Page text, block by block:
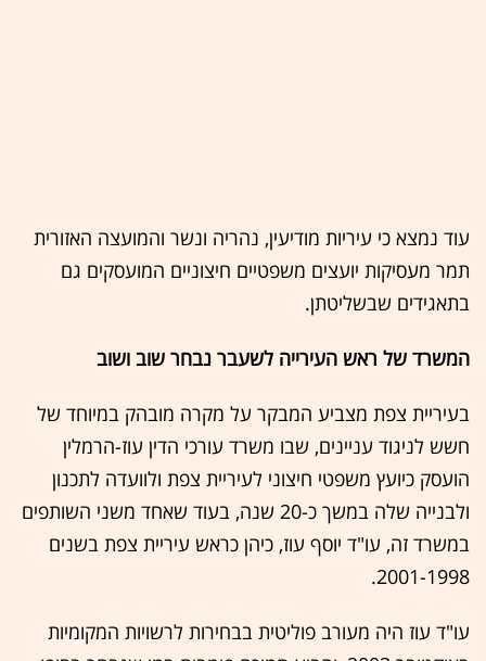
עוד נמצא כי עיריות מודיעין, נהריה ונשר והמועצה האזורית
תמר מעסיקות יועצים משפטיים חיצוניים המועסקים גם
בתאגידים שבשליטתן.
המשרד של ראש העירייה לשעבר נבחר שוב ושוב
בעיריית צפת מצביע המבקר על מקרה מובהק במיוחד של
חשש לניגוד עניינים, שבו משרד עורכי הדין עוז-הרמלין
הועסק כיועץ משפטי חיצוני לעיריית צפת ולוועדה לתכנון
ולבנייה שלה במשך כ-20 שנה, בעוד שאחד משני השותפים
במשרד זה, עו"ד יוסף עוז, כיהן כראש עיריית צפת בשנים
2001-1998.
עו"ד עוז היה מעורב פוליטית בבחירות לרשויות המקומיות